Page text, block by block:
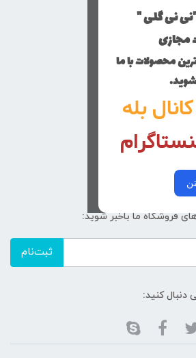
نی گلی "
مجازی
محصولات با ما
بله
فروشگاه ما باخبر شوید:
ثبت‌نام
دنبال کنید: